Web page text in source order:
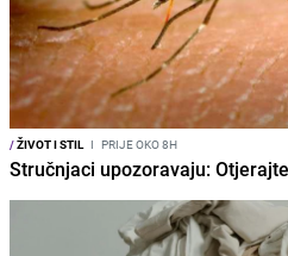
/ŽIVOT I STIL I PRIJE OKO 8H
Stručnjaci upozoravaju: